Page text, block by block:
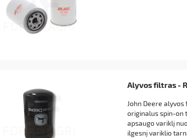
Alyvos filtras -
John Deere
originalus spin-on
apsaugo variklį
ilgesnį variklio